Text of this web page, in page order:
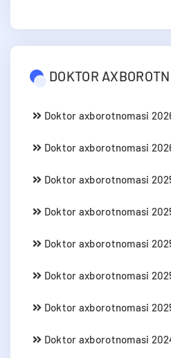
DOKTOR
Doktor axborotnomasi
Doktor axborotnomasi
Doktor axborotnomasi
Doktor axborotnomasi
Doktor axborotnomasi
Doktor axborotnomasi
Doktor axborotnomasi
Doktor axborotnomasi